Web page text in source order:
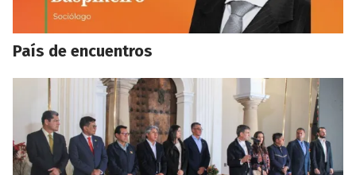
País de encuentros